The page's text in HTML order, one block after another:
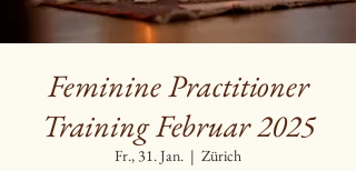
Feminine Practitioner
Training Februar 2025
Fr., 31. Jan.
  |
Zürich